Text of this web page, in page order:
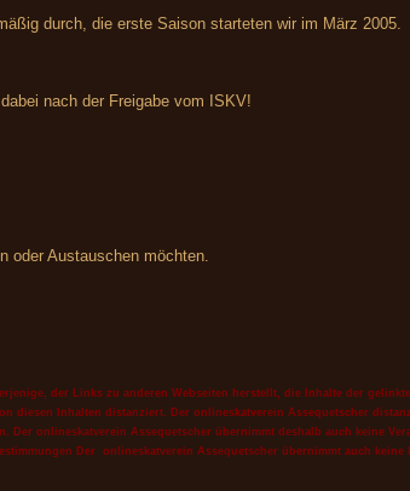
durch, die erste Saison starteten wir im März 2005.
nach der Freigabe vom ISKV!
oder Austauschen möchten.
der Links zu anderen Webseiten herstellt, die Inhalte der
diesen Inhalten distanziert. Der onlineskatverein Assequetscher
Deronlineskatverein Assequetscherübernimmt deshalb auch keine
Deronlineskatverein Assequetscherübernimmt auch keine